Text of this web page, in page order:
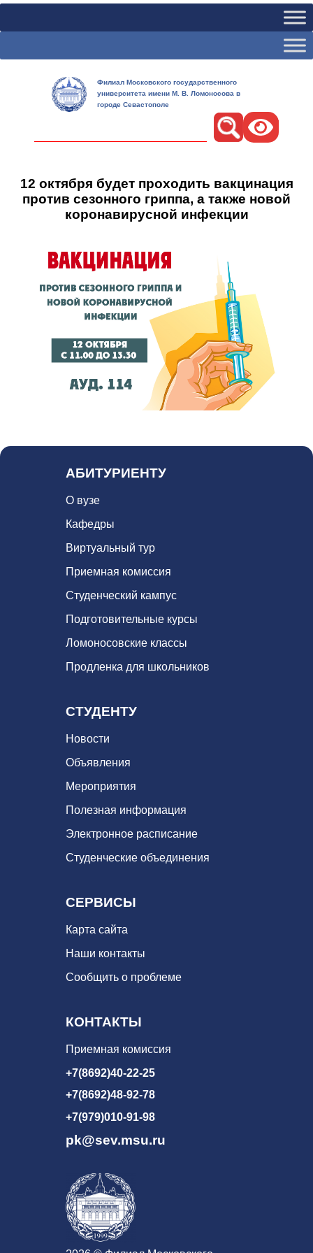
Филиал Московского государственного
университета имени М. В. Ломоносова в
городе Севастополе
12 октября будет проходить вакцинация
против сезонного гриппа, а также новой
коронавирусной инфекции
АБИТУРИЕНТУ
О вузе
Кафедры
Виртуальный тур
Приемная комиссия
Студенческий кампус
Подготовительные курсы
Ломоносовские классы
Продленка для школьников
СТУДЕНТУ
Новости
Объявления
Мероприятия
Полезная информация
Электронное расписание
Студенческие объединения
СЕРВИСЫ
Карта сайта
Наши контакты
Сообщить о проблеме
КОНТАКТЫ
Приемная комиссия
+7(8692)40-22-25
+7(8692)48-92-78
+7(979)010-91-98
pk@sev.msu.ru